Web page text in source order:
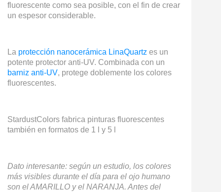
fluorescente como sea posible, con el fin de crear
un espesor considerable.
La protección nanocerámica LinaQuartz es un
potente protector anti-UV. Combinada con un
barniz anti-UV, protege doblemente los colores
fluorescentes.
StardustColors fabrica pinturas fluorescentes
también en formatos de 1 l y 5 l
Dato interesante: según un estudio, los colores
más visibles durante el día para el ojo humano
son el AMARILLO y el NARANJA. Antes del